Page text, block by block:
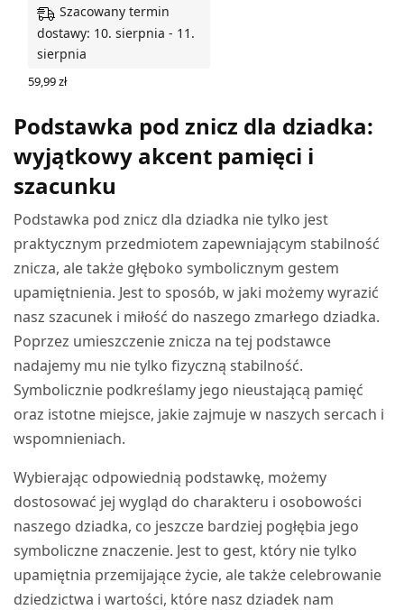
Szacowany termin
dostawy: 10. sierpnia - 11.
sierpnia
59,99zł
Podstawka pod znicz dla dziadka:
wyjątkowy akcent pamięci i
szacunku
Podstawka pod znicz dla dziadka nie tylko jest
praktycznym przedmiotem zapewniającym stabilność
znicza, ale także głęboko symbolicznym gestem
upamiętnienia. Jest to sposób, w jaki możemy wyrazić
nasz szacunek i miłość do naszego zmarłego dziadka.
Poprzez umieszczenie znicza na tej podstawce
nadajemy mu nie tylko fizyczną stabilność.
Symbolicznie podkreślamy jego nieustającą pamięć
oraz istotne miejsce, jakie zajmuje w naszych sercach i
wspomnieniach.
Wybierając odpowiednią podstawkę, możemy
dostosować jej wygląd do charakteru i osobowości
naszego dziadka, co jeszcze bardziej pogłębia jego
symboliczne znaczenie. Jest to gest, który nie tylko
upamiętnia przemijające życie, ale także celebrowanie
dziedzictwa i wartości, które nasz dziadek nam